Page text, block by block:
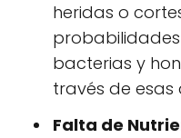
heridas o
bacterias y
través de
Falta de